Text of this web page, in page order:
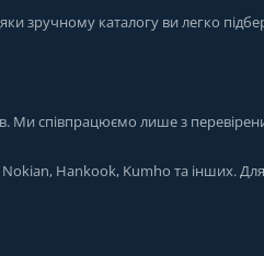
зручному каталогу ви легко
Ми співпрацюємо лише з
Hankook, Kumho та інших. Для